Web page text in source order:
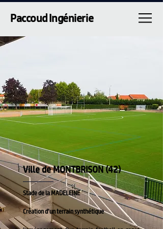
Paccoud Ingénierie
Ville de MONTBRISON (42)
Stade de la MADELEINE
Création d’un terrain synthétique